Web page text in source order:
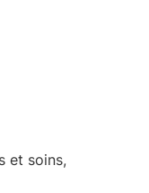
et soins,